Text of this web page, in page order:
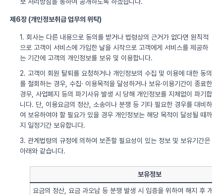
제6장 (개인정보취급 업무의 위탁)
1. 회사는 다른 내용으로 동의를 받거나 법령상의 근거가 없다면 원칙적
으로 고객이 서비스에 가입한 날을 시작으로 고객에게 서비스를 제공하
는 기간에 고객의 개인정보를 보유 및 이용합니다.
2. 고객이 회원 탈퇴를 요청하거나 개인정보의 수집 및 이용에 대한 동의
를 철회하는 경우, 수집· 이용목적을 달성하거나 보유·이용기간이 종료한
경우, 사업폐지 등의 파기사유 발생 시 당해 개인정보를 지체없이 파기합
니다. 단, 이용요금의 정산, 소송이나 분쟁 등 기타 필요한 경우를 대비하
여 보유하여야 할 필요가 있을 경우 개인정보는 해당 목적이 달성될 때까
지 일정기간 보유합니다.
3. 관계법령의 규정에 의하여 보존할 필요성이 있는 정보 및 보유기간은
아래와 같습니다.
보유정보
요금의 정산, 요금 과오납 등 분쟁 발생 시 입증을 위하여 해지 후 개인